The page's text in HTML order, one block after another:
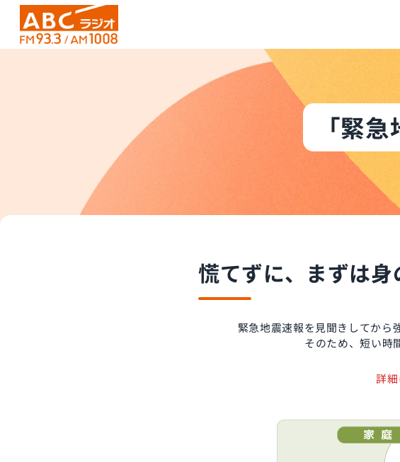
「緊
慌てずに、まずは身
緊急地震速報を見聞きしてから
そのため、短い時
詳